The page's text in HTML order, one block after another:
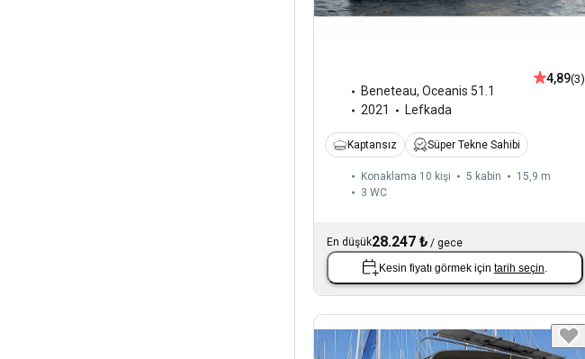
Beneteau, Oceanis 51.1
2021
Lefkada
4,89(3)
Kaptansız Süper Tekne Sahibi
Konaklama 10 kişi 5 kabin
15,9 m
3 WC
En düşük28.247 ₺ / gece
Kesin fiyatı görmek için tarih seçin